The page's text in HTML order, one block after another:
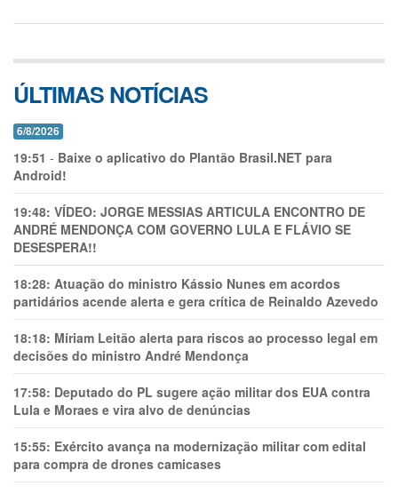
ÚLTIMAS NOTÍCIAS
6/8/2026
19:51 - Baixe o aplicativo do Plantão Brasil.NET para
Android!
19:48: VÍDEO: JORGE MESSIAS ARTICULA ENCONTRO DE
ANDRÉ MENDONÇA COM GOVERNO LULA E FLÁVIO SE
DESESPERA!!
18:28: Atuação do ministro Kássio Nunes em acordos
partidários acende alerta e gera crítica de Reinaldo Azevedo
18:18: Míriam Leitão alerta para riscos ao processo legal em
decisões do ministro André Mendonça
17:58: Deputado do PL sugere ação militar dos EUA contra
Lula e Moraes e vira alvo de denúncias
15:55: Exército avança na modernização militar com edital
para compra de drones camicases